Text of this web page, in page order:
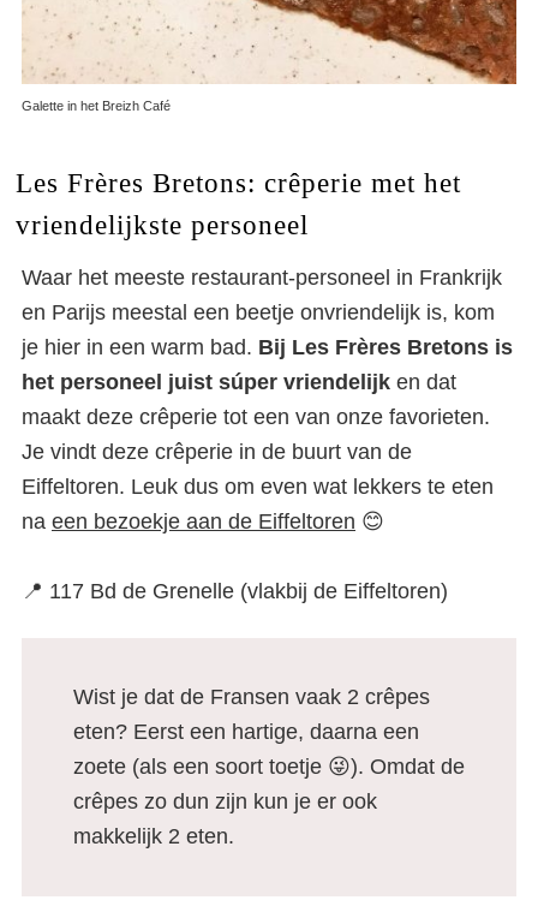
Galette in het Breizh Café
Les Frères Bretons: crêperie met het
vriendelijkste personeel
Waar het meeste restaurant-personeel in Frankrijk
en Parijs meestal een beetje onvriendelijk is, kom
je hier in een warm bad. Bij Les Frères Bretons is
het personeel juist súper vriendelijk en dat
maakt deze crêperie tot een van onze favorieten.
Je vindt deze crêperie in de buurt van de
Eiffeltoren. Leuk dus om even wat lekkers te eten
na een bezoekje aan de Eiffeltoren 😊
📍 117 Bd de Grenelle (vlakbij de Eiffeltoren)
Wist je dat de Fransen vaak 2 crêpes
eten? Eerst een hartige, daarna een
zoete (als een soort toetje 😜). Omdat de
crêpes zo dun zijn kun je er ook
makkelijk 2 eten.